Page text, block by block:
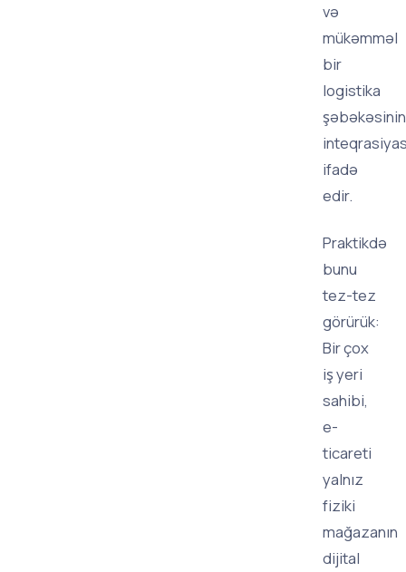
və
mükəmməl
bir
logistika
şəbəkəsinin
ifadə
edir.
Praktikdə
bunu
tez-tez
görürük:
Bir çox
iş yeri
sahibi,
e-
ticareti
yalnız
fiziki
mağazanın
dijital